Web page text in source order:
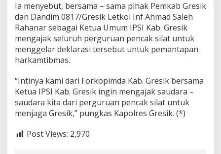
Ia menyebut, bersama – sama pihak Pemkab Gresik
dan Dandim 0817/Gresik Letkol Inf Ahmad Saleh
Rahanar sebagai Ketua Umum IPSI Kab. Gresik
mengajak seluruh perguruan pencak silat untuk
menggelar deklarasi tersebut untuk pemantapan
harkamtibmas.
“Intinya kami dari Forkopimda Kab. Gresik bersama
Ketua IPSI Kab. Gresik ingin mengajak saudara –
saudara kita dari perguruan pencak silat untuk
menjaga Gresik,” pungkas Kapolres Gresik. (*)
Post Views: 2,970